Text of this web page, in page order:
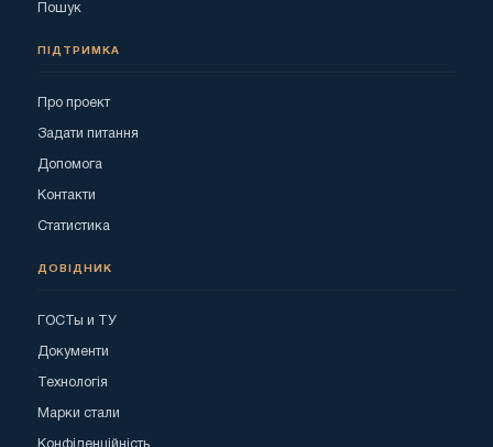
Пошук
ПІДТРИМКА
Про проект
Задати питання
Допомога
Контакти
Статистика
ДОВІДНИК
ГОСТы и ТУ
Документи
Технологія
Марки стали
Конфіденційність